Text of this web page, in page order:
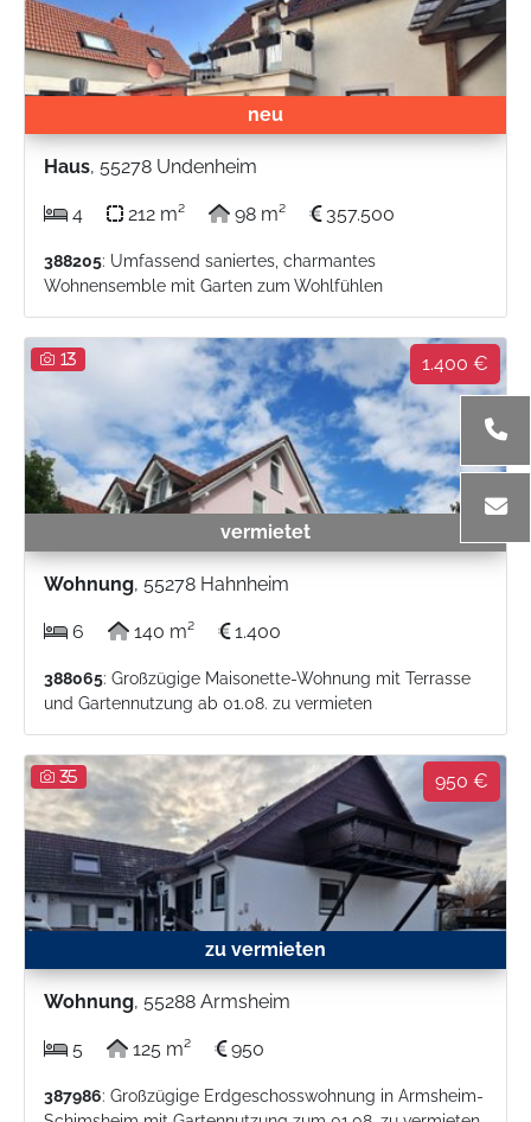
neu
Haus, 55278 Undenheim
4 212 m² 98 m² 357.500
388205: Umfassend saniertes, charmantes
Wohnensemble mit Garten zum Wohlfühlen
vermietet
13 1.400 €
Wohnung, 55278 Hahnheim
6 140 m² 1.400
388065: Großzügige Maisonette-Wohnung mit Terrasse
und Gartennutzung ab 01.08. zu vermieten
zu vermieten
35 950 €
Wohnung, 55288 Armsheim
5 125 m² 950
387986: Großzügige Erdgeschosswohnung in Armsheim-